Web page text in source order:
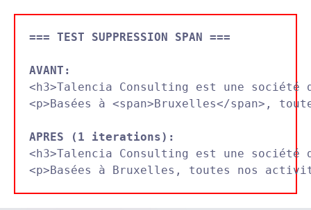
=== TEST SUPPRESSION SPAN ===
AVANT:
<h3>Talencia Consulting est une société
<p>Basées à <span>Bruxelles</span>,
APRES (1 iterations):
<h3>Talencia Consulting est une